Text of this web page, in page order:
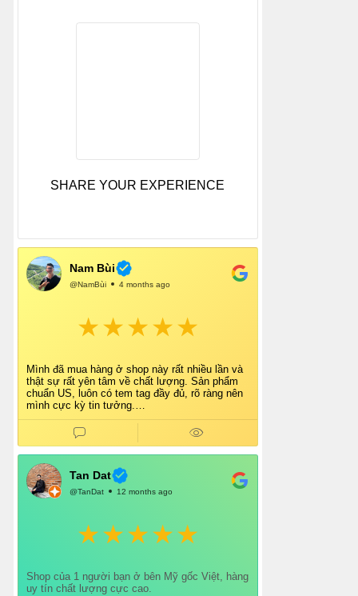
SHARE YOUR EXPERIENCE
Nam Bùi
@NamBùi 4 months ago
Mình đã mua hàng ở shop này rất nhiều lần và
thật sự rất yên tâm về chất lượng. Sản phẩm
chuẩn US, luôn có tem tag đầy đủ, rõ ràng nên
mình cực kỳ tin tưởng.
Shop tư vấn nhiệt tình, giao hàng nhanh, đóng
gói cẩn thận. Mỗi lần mua đều cảm thấy hài
Chắc chắn mình sẽ tiếp tục ủng hộ shop lâu dài
và giới thiệu thêm cho bạn bè 👍
Tan Dat
@TanDat 12 months ago
Shop của 1 người bạn ở bên Mỹ gốc Việt, hàng
uy tín chất lượng cực cao.